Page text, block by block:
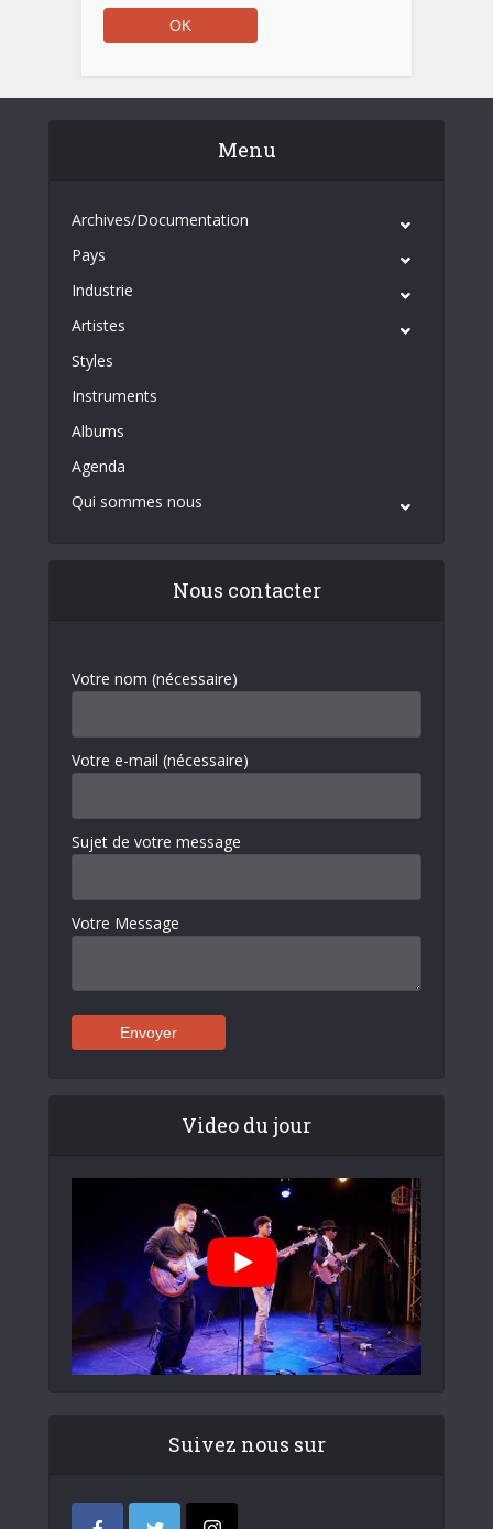
Menu
Archives/Documentation
Pays
Industrie
Artistes
Styles
Instruments
Albums
Agenda
Qui sommes nous
Nous contacter
Votre nom (nécessaire)
Votre e-mail (nécessaire)
Sujet de votre message
Votre Message
Video du jour
Suivez nous sur